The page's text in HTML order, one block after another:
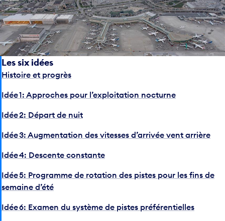
Les six idées
Histoire et progrès
Idée 1: Approches pour l’exploitation nocturne
Idée 2: Départ de nuit
Idée 3: Augmentation des vitesses d’arrivée vent arrière
Idée 4: Descente constante
Idée 5: Programme de rotation des pistes pour les fins de
semaine d’été
Idée 6: Examen du système de pistes préférentielles